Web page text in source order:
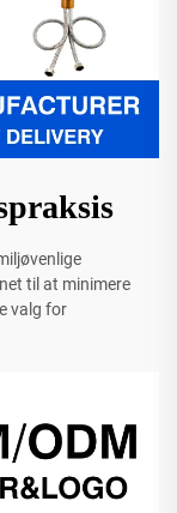
til at minimere
valg for